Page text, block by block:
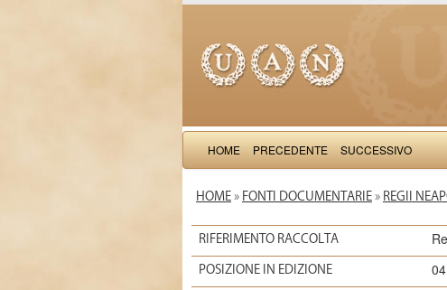
HOME PRECEDENTE SUCCESSIVO
HOME » FONTI DOCUMENTARIE » REGII
RIFERIMENTO RACCOLTA
POSIZIONE IN EDIZIONE